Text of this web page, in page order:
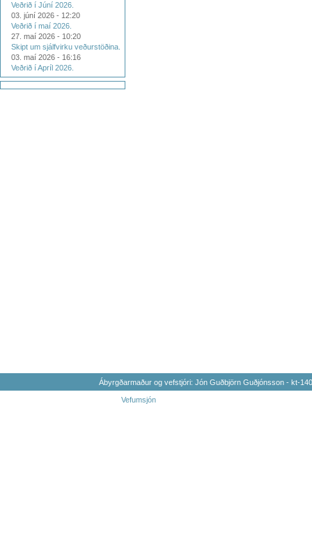
Veðrið í Júní 2026.
03. júní 2026 - 12:20
Veðrið í maí 2026.
27. maí 2026 - 10:20
Skipt um sjálfvirku veðurstöðina.
03. maí 2026 - 16:16
Veðrið í Apríl 2026.
Ábyrgðarmaður og vefstjóri: Jón Guðbjörn Guðjónsson - kt-
Vefumsjón